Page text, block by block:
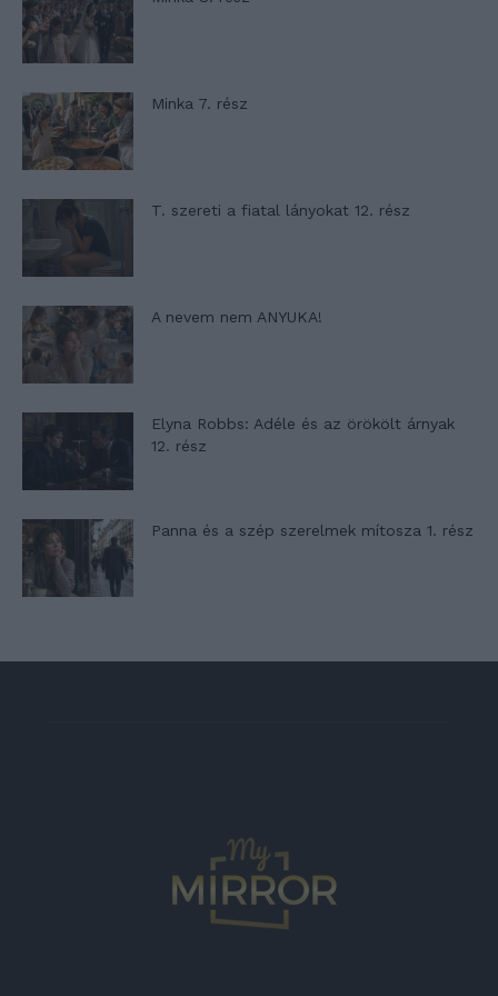
Minka 7. rész
T. szereti a fiatal lányokat 12. rész
A nevem nem ANYUKA!
Elyna Robbs: Adéle és az örökölt árnyak
12. rész
Panna és a szép szerelmek mítosza 1. rész